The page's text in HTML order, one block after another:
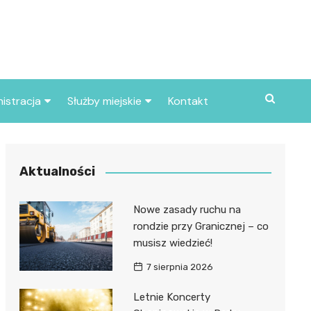
miasta
Służby miejskie
Policja
Kontakt
Aktualności
Nowe zasady ruchu na
rondzie przy Granicznej – co
musisz wiedzieć!
7 sierpnia 2026
Letnie Koncerty